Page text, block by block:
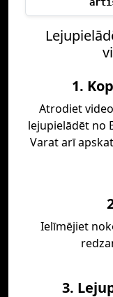
1.
Atrodiet
lejupielādēt no
Varat arī
Ielīmējiet
3.